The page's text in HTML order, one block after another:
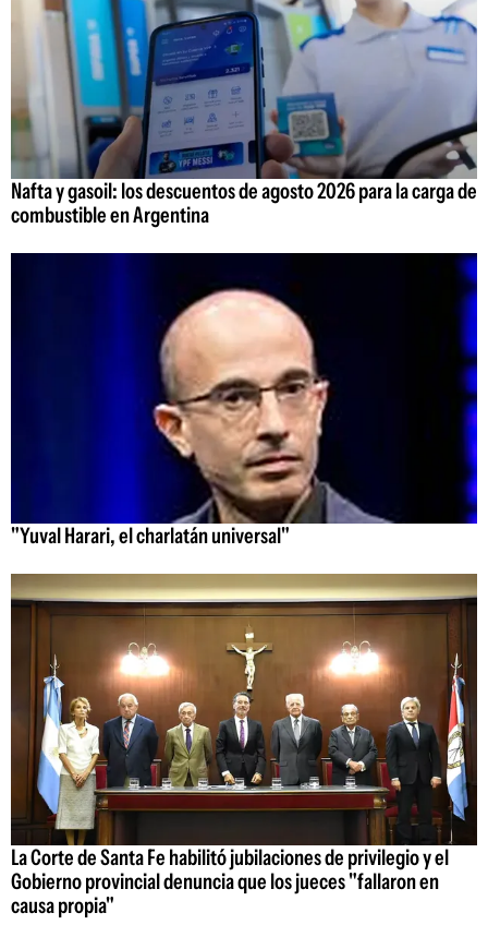
Nafta y gasoil: los descuentos de agosto 2026 para la carga de
combustible en Argentina
"Yuval Harari, el charlatán universal"
La Corte de Santa Fe habilitó jubilaciones de privilegio y el
Gobierno provincial denuncia que los jueces "fallaron en
causa propia"